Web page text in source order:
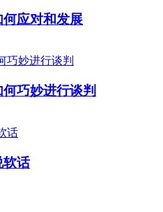
应对和发展
巧妙进行谈判
软话